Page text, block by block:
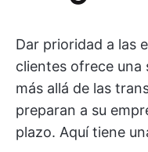
Dar prioridad a las
clientes ofrece una
más allá de las
preparan a su
plazo. Aquí tiene